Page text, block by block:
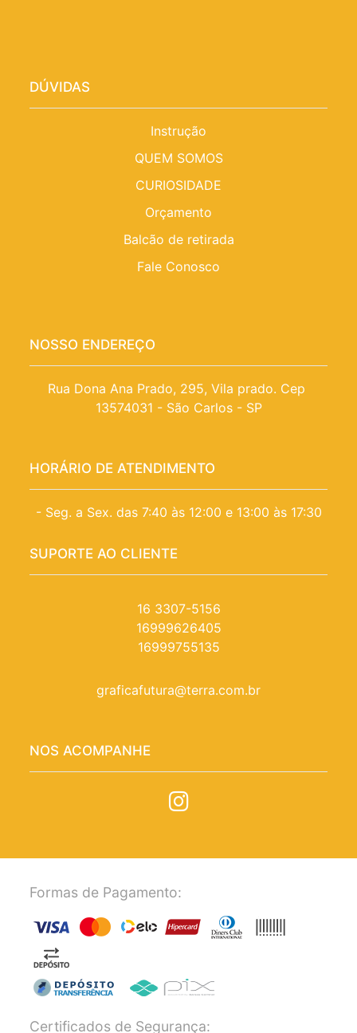
DÚVIDAS
Instrução
QUEM SOMOS
CURIOSIDADE
Orçamento
Balcão de retirada
Fale Conosco
NOSSO ENDEREÇO
Rua Dona Ana Prado, 295, Vila prado. Cep
13574031 - São Carlos - SP
HORÁRIO DE ATENDIMENTO
- Seg. a Sex. das 7:40 às 12:00 e 13:00 às 17:30
SUPORTE AO CLIENTE
16 3307-5156
16999626405
16999755135
graficafutura@terra.com.br
NOS ACOMPANHE
Formas de Pagamento:
Certificados de Segurança: